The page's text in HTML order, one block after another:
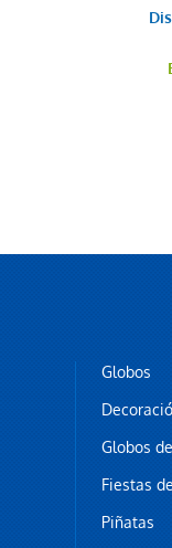
Globos
Globos
Fiestas
Piñatas